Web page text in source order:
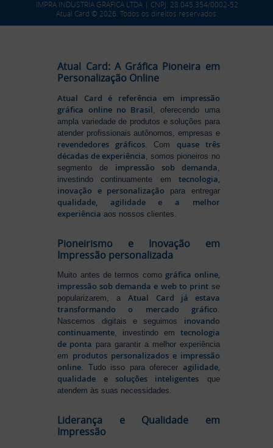
IMPRA INDUSTRIA GRAFICA LTDA | CNPJ: 28.045.354/0002-52
Atual Card © 2026. Todos os direitos reservados.
Atual Card: A Gráfica Pioneira em
Personalização Online
Atual Card é referência em impressão
gráfica online no Brasil , oferecendo uma
ampla variedade de produtos e soluções para
atender profissionais autônomos, empresas e
revendedores gráficos. Comquase três
décadas de experiência , somos pioneiros no
segmento de impressão sob demanda
investindo continuamente em tecnologia,
inovação e personalização para entregar
qualidade, agilidade e a melhor
experiência aos nossos clientes.
Pioneirismo e Inovação em
Impressão personalizada
Muito antes de termos como gráfica online,
impressão sob demanda e web to printse
popularizarem, aAtual Card já estava
transformando o mercado gráfico.
Nascemos digitais e seguimos inovando
continuamente, investindo em tecnologia
de ponta para garantir a melhor experiência
em produtos personalizados e impressão
online. Tudo isso para oferecer agilidade,
qualidade e soluções inteligentes que
atendem às suas necessidades.
Liderança e Qualidade em
Impressão